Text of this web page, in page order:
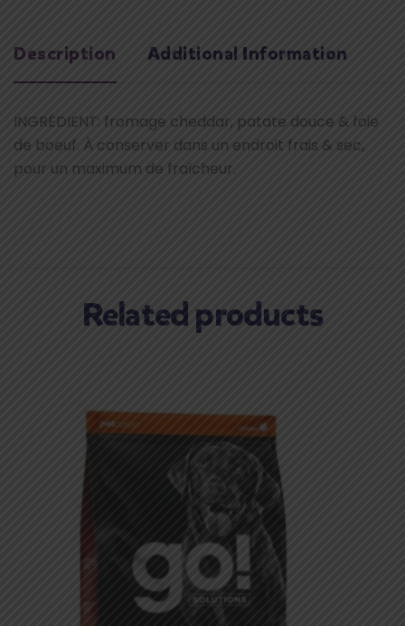
Description Additional Information
INGRÉDIENT: fromage cheddar, patate douce & foie
de boeuf. À conserver dans un endroit frais & sec,
pour un maximum de fraîcheur.
Related products